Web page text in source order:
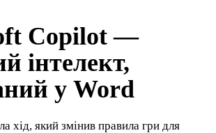
Copilot —
інтелект,
у Word
хід, який змінив правила гри для